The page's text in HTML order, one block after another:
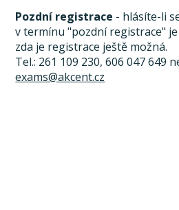
Pozdní registrace - hlásíte-li
v termínu "pozdní registrace"
zda je registrace ještě možná.
Tel.: 261 109 230, 606 047 649
exams@akcent.cz